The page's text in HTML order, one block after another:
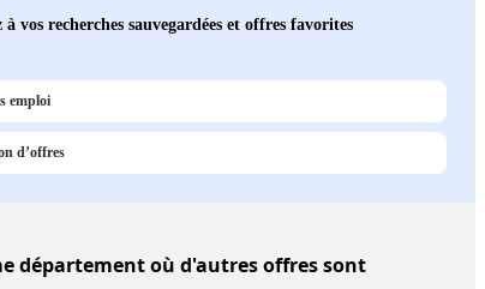
à vos recherches sauvegardées et offres favorites
emploi
d’offres
département où d'autres offres sont